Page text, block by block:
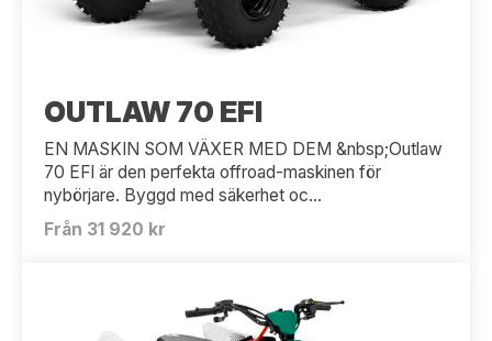
OUTLAW 70 EFI
EN MASKIN SOM VÄXER MED DEM &nbsp;Outlaw
70 EFI är den perfekta offroad-maskinen för
nybörjare. Byggd med säkerhet oc...
Från 31 920 kr